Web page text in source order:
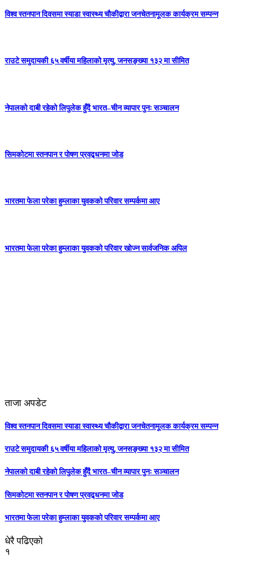
विश्व स्तनपान दिवसमा स्याडा स्वास्थ्य चौकीद्वारा जनचेतनामूलक कार्यक्रम सम्पन्न
राउटे समुदायकी ६५ वर्षीया महिलाको मृत्यु, जनसङ्ख्या १३२ मा सीमित
नेपालको दाबी रहेको लिपुलेक हुँदै भारत–चीन व्यापार पुनः सञ्चालन
सिमकोटमा स्तनपान र पोषण प्रवद्र्धनमा जोड
भारतमा फेला परेका हुम्लाका युवकको परिवार सम्पर्कमा आए
भारतमा फेला परेका हुम्लाका युवकको परिवार खोज्न सार्वजनिक अपिल
ताजा अपडेट
विश्व स्तनपान दिवसमा स्याडा स्वास्थ्य चौकीद्वारा जनचेतनामूलक कार्यक्रम सम्पन्न
राउटे समुदायकी ६५ वर्षीया महिलाको मृत्यु, जनसङ्ख्या १३२ मा सीमित
नेपालको दाबी रहेको लिपुलेक हुँदै भारत–चीन व्यापार पुनः सञ्चालन
सिमकोटमा स्तनपान र पोषण प्रवद्र्धनमा जोड
भारतमा फेला परेका हुम्लाका युवकको परिवार सम्पर्कमा आए
धेरै पढिएको
१